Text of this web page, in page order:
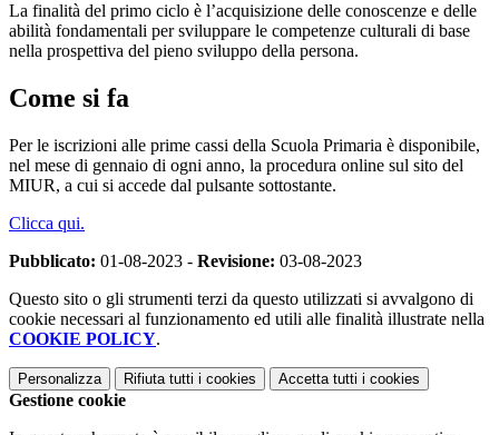
La finalità del primo ciclo è l’acquisizione delle conoscenze e delle
abilità fondamentali per sviluppare le competenze culturali di base
nella prospettiva del pieno sviluppo della persona.
Come si fa
Per le iscrizioni alle prime cassi della Scuola Primaria è disponibile,
nel mese di gennaio di ogni anno, la procedura online sul sito del
MIUR, a cui si accede dal pulsante sottostante.
Clicca qui.
Pubblicato: 01-08-2023 - Revisione: 03-08-2023
Questo sito o gli strumenti terzi da questo utilizzati si avvalgono di
cookie necessari al funzionamento ed utili alle finalità illustrate nella
COOKIE POLICY.
Personalizza Rifiuta tutti i cookies Accetta tutti i cookies
Gestione cookie